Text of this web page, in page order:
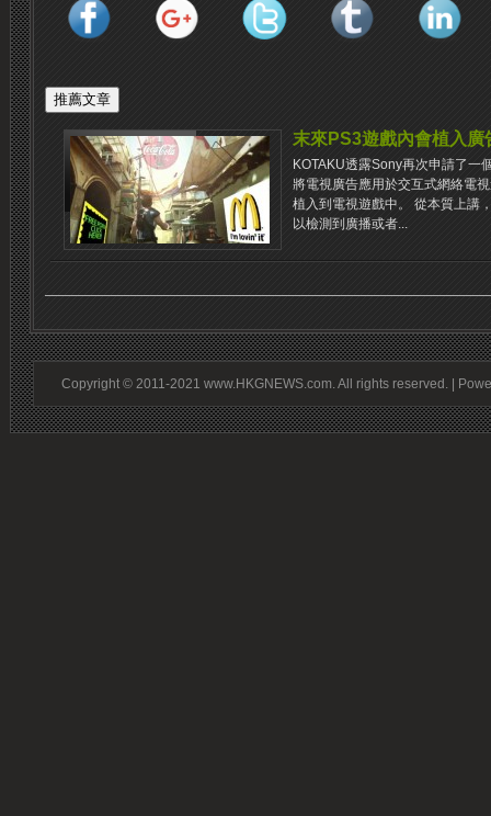
末來PS3遊戲內會植入廣
KOTAKU透露Sony再次申請了一
將電視廣告應用於交互式網絡電
植入到電視遊戲中。 從本質上講
以檢測到廣播或者...
Copyright © 2011-2021 www.HKGNEWS.com. All rights reserved. |